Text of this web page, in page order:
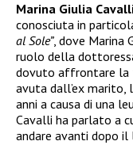
Marina Giulia
conosciuta in
al Sole”, dove Marina
ruolo della
dovuto affrontare la
avuta dall’ex marito,
anni a causa di una
Cavalli ha parlato a
andare avanti dopo